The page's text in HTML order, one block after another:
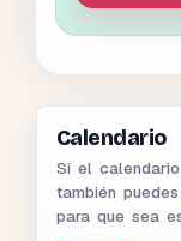
Calendario
Si el
también
para que sea